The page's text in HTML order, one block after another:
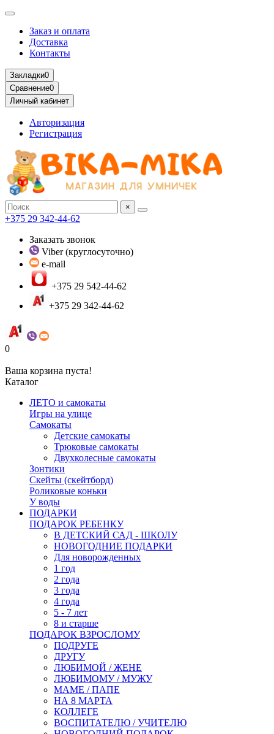
Заказ и оплата
Доставка
Контакты
Закладки0
Сравнение0
Личный кабинет
Авторизация
Регистрация
×
+375 29 342-44-62
Заказать звонок
Viber (круглосуточно)
e-mail
+375 29 542-44-62
+375 29 342-44-62
0
Ваша корзина пуста!
Каталог
ЛЕТО и самокаты
Игры на улице
Самокаты
Детские самокаты
Трюковые самокаты
Двухколесные самокаты
Зонтики
Скейты (скейтборд)
Роликовые коньки
У воды
ПОДАРКИ
ПОДАРОК РЕБЕНКУ
В ДЕТСКИЙ САД - ШКОЛУ
НОВОГОДНИЕ ПОДАРКИ
Для новорожденных
1 год
2 года
3 года
4 года
5 - 7 лет
8 и старше
ПОДАРОК ВЗРОСЛОМУ
ПОДРУГЕ
ДРУГУ
ЛЮБИМОЙ / ЖЕНЕ
ЛЮБИМОМУ / МУЖУ
МАМЕ / ПАПЕ
НА 8 МАРТА
КОЛЛЕГЕ
ВОСПИТАТЕЛЮ / УЧИТЕЛЮ